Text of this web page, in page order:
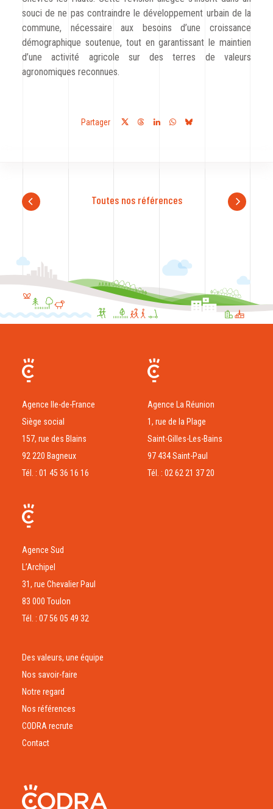
souci de ne pas contraindre le développement urbain de la
commune, nécessaire aux besoins d’une croissance
démographique soutenue, tout en garantissant le maintien
d’une activité agricole sur des terres de valeurs
agronomiques reconnues.
Partager
Toutes nos références
Agence Ile-de-France
Siège social
157, rue des Blains
92 220 Bagneux
Tél. : 01 45 36 16 16
Agence La Réunion
1, rue de la Plage
Saint-Gilles-Les-Bains
97 434 Saint-Paul
Tél. : 02 62 21 37 20
Agence Sud
L’Archipel
31, rue Chevalier Paul
83 000 Toulon
Tél. : 07 56 05 49 32
Des valeurs, une équipe
Nos savoir-faire
Notre regard
Nos références
CODRA recrute
Contact